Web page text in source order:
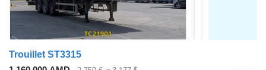
Trouillet ST3315